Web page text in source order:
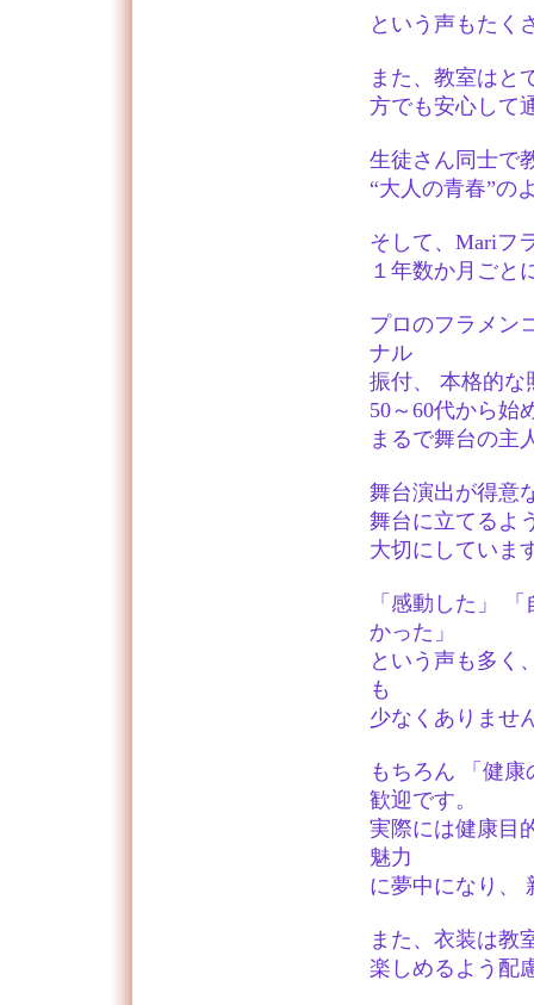
という声もたく
また、教室はと
方でも安心して
生徒さん同士で
“大人の青春”の
そして、Mariフ
１年数か月ごと
プロのフラメン
ナル
振付、 本格的な
50～60代から始
まるで舞台の主
舞台演出が得意
舞台に立てるよ
大切にしていま
「感動した」
かった」
という声も多く
も
少なくありませ
もちろん 「健
歓迎です。
実際には健康目
魅力
に夢中になり、
また、衣装は教
楽しめるよう配